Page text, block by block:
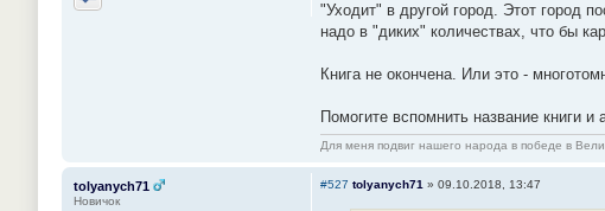
Отправить личное сообщение"Уходит" в другой город. Этот город
надо в "диких" количествах, что бы
Книга не окончена. Или это -
Помогите вспомнить название книги и
Для меня подвиг нашего народа в победе в
tolyanych71
Новичок
#527 tolyanych71 » 09.10.2018, 13:47